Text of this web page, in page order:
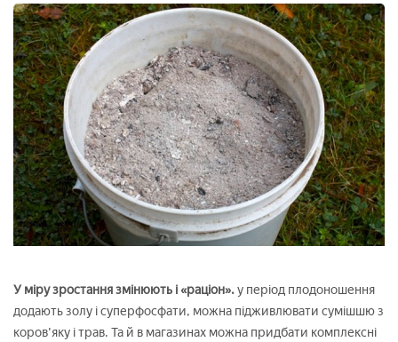
У міру зростання змінюють і «раціон».у період плодоношення
додають золу і суперфосфати, можна підживлювати сумішшю з
коров'яку і трав. Та й в магазинах можна придбати комплексні